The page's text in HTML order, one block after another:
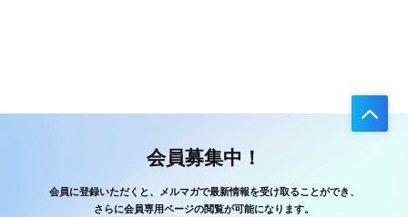
会員募集中！
会員に登録いただくと、メルマガで最新情報を受け取ることができ、
さらに会員専用ページの閲覧が可能になります。